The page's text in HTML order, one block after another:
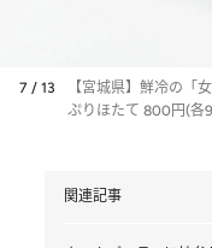
7 / 13
【宮城県】鮮冷の「
ぷりほたて 800円(各
関連記事